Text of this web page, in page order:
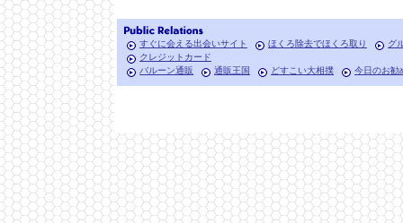
すぐに会える出会いサイト ほくろ除去でほくろ取り
グ
クレジットカード
バルーン通販
通販王国 どすこい大相撲 今日のお勧